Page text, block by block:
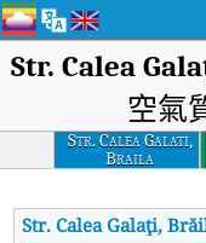
Str. Calea
空氣
Str. Calea Galati,
Braila
Str. Calea Galaţi,